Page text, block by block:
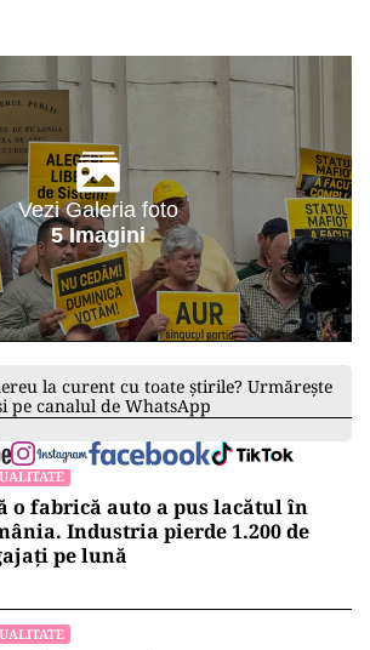
Vezi Galeria foto
5 Imagini
la curent cu toate știrile? Urmărește
pe canalul de WhatsApp
o fabrică auto a pus lacătul în
Industria pierde 1.200 de
pe lună